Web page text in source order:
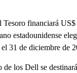
Tesoro financiará
estadounidense
31 de diciembre de
los Dell se